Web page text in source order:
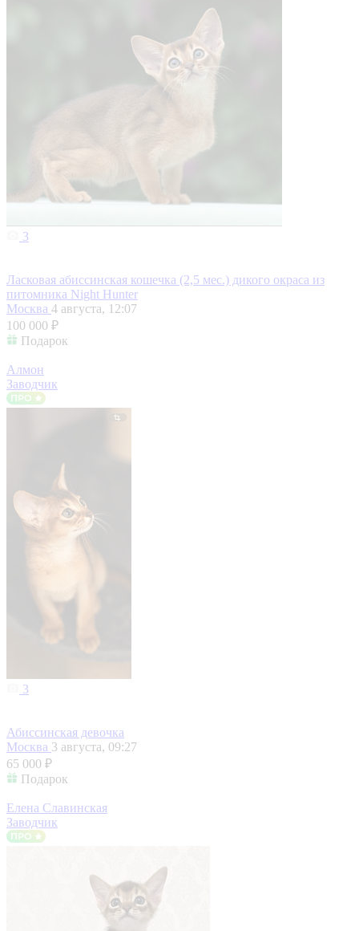
3
Ласковая абиссинская кошечка (2,5 мес.) дикого окраса из
питомника Night Hunter
Москва 4 августа, 12:07
100 000 ₽
Подарок
Алмон
Заводчик
3
Абиссинская девочка
Москва 3 августа, 09:27
65 000 ₽
Подарок
Елена Славинская
Заводчик